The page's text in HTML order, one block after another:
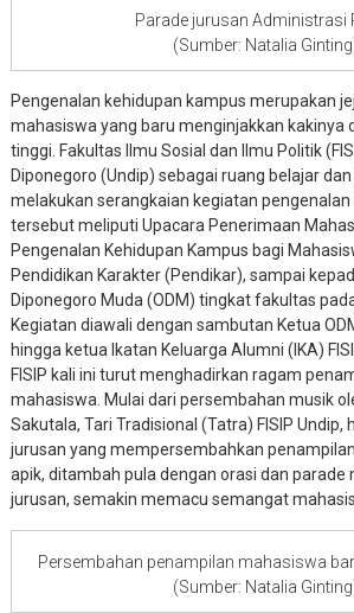
Parade jurusan Administrasi
(Sumber: Natalia
Pengenalan kehidupan kampus merupakan
mahasiswa yang baru menginjakkan kakinya
tinggi. Fakultas Ilmu Sosial dan Ilmu Politik
Diponegoro (Undip) sebagai ruang belajar
melakukan serangkaian kegiatan pengenalan
tersebut meliputi Upacara Penerimaan
Pengenalan Kehidupan Kampus bagi
Pendidikan Karakter (Pendikar), sampai
Diponegoro Muda (ODM) tingkat fakultas
Kegiatan diawali dengan sambutan Ketua ODM
hingga ketua Ikatan Keluarga Alumni (IKA)
FISIP kali ini turut menghadirkan ragam
mahasiswa. Mulai dari persembahan musik
Sakutala, Tari Tradisional (Tatra) FISIP
jurusan yang mempersembahkan
apik, ditambah pula dengan orasi dan parade
jurusan, semakin memacu semangat
Persembahan penampilan mahasiswa
(Sumber: Natalia